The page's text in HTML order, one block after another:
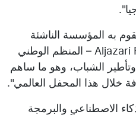
به المؤسسة الناشئة
الجزري للروبوتات Aljazari Robotics – المنظم الوطني
الشباب، وهو ما ساهم
خلال هذا المحفل العالمي".
الاصطناعي والبرمجة